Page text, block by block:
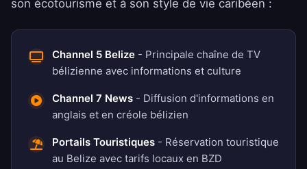
son écotourisme et à son style de vie caribéen :
Channel 5 Belize - Principale chaîne de TV
bélizienne avec informations et culture
Channel 7 News - Diffusion d'informations en
anglais et en créole bélizien
Portails Touristiques - Réservation touristique
au Belize avec tarifs locaux en BZD